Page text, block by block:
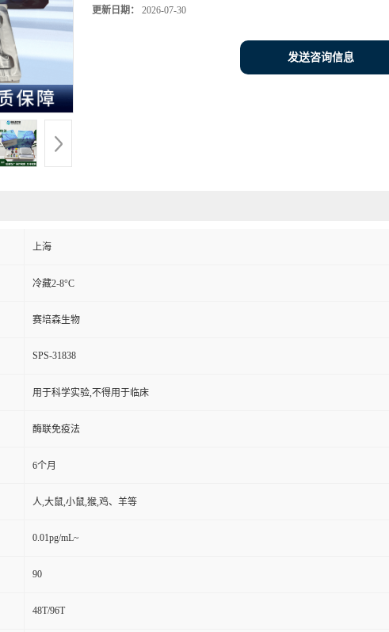
更新日期： 2026-07-30
发送咨询信息
上海
冷藏2-8°C
赛培森生物
SPS-31838
用于科学实验,不得用于临床
酶联免疫法
6个月
人,大鼠,小鼠,猴,鸡、羊等
0.01pg/mL~
90
48T/96T